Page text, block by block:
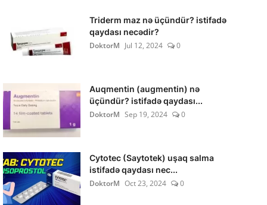
Triderm maz nə üçündür? istifadə
qaydası necədir?
DoktorM Jul 12, 2024 0
Auqmentin (augmentin) nə
üçündür? istifadə qaydası...
DoktorM Sep 19, 2024 0
Cytotec (Saytotek) uşaq salma
istifadə qaydası nec...
DoktorM Oct 23, 2024 0